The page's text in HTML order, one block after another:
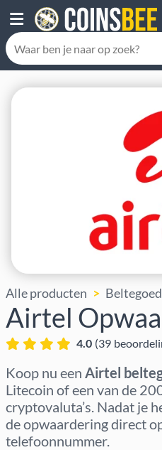
Alle producten Beltegoed
Airtel
4.0 (39
Koop nu een Airtel
Litecoin of een van de
cryptovaluta’s. Nadat je
de opwaardering direct
telefoonnummer.